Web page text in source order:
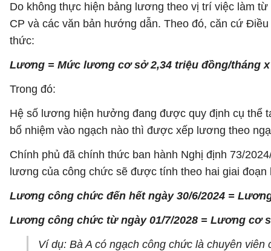
Do không thực hiện bảng lương theo vị trí việc làm
CP và các văn bản hướng dẫn. Theo đó, căn cứ
thức:
Lương = Mức lương cơ sở 2,34 triệu đồng/tháng
Trong đó:
Hệ số lương hiện hưởng đang được quy định cụ thể
bổ nhiệm vào ngạch nào thì được xếp lương theo
Chính phủ đã chính thức ban hành Nghị định 73/
lương của công chức sẽ được tính theo hai giai đoạn
Lương công chức đến hết ngày 30/6/2024 =
Lương công chức từ ngày 01/7/2028 = Lương cơ
Ví dụ: Bà A có ngạch công chức là chuyên